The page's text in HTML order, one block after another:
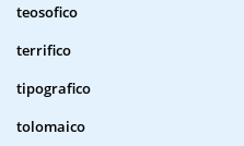
teosofico
terrifico
tipografico
tolomaico